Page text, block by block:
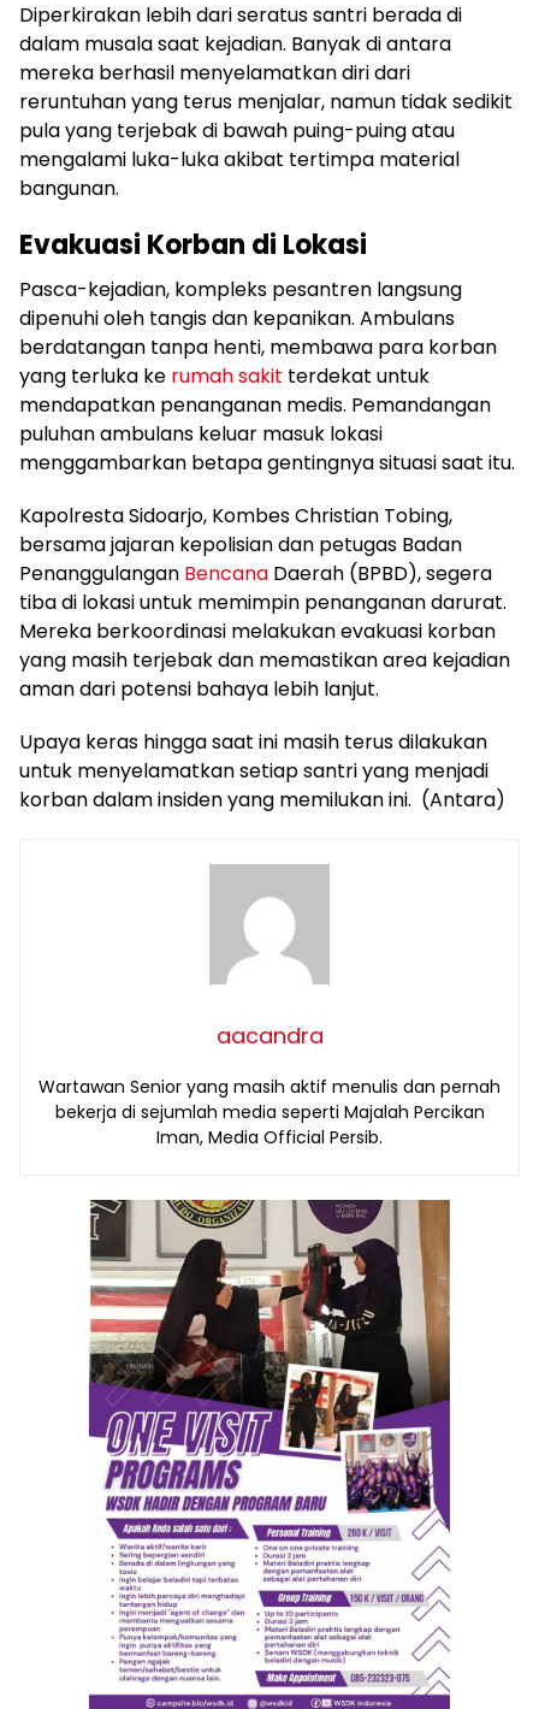
Diperkirakan lebih dari seratus santri berada di
dalam musala saat kejadian. Banyak di antara
mereka berhasil menyelamatkan diri dari
reruntuhan yang terus menjalar, namun tidak sedikit
pula yang terjebak di bawah puing-puing atau
mengalami luka-luka akibat tertimpa material
bangunan.
Evakuasi Korban di Lokasi
Pasca-kejadian, kompleks pesantren langsung
dipenuhi oleh tangis dan kepanikan. Ambulans
berdatangan tanpa henti, membawa para korban
yang terluka ke rumah sakit terdekat untuk
mendapatkan penanganan medis. Pemandangan
puluhan ambulans keluar masuk lokasi
menggambarkan betapa gentingnya situasi saat itu.
Kapolresta Sidoarjo, Kombes Christian Tobing,
bersama jajaran kepolisian dan petugas Badan
Penanggulangan Bencana Daerah (BPBD), segera
tiba di lokasi untuk memimpin penanganan darurat.
Mereka berkoordinasi melakukan evakuasi korban
yang masih terjebak dan memastikan area kejadian
aman dari potensi bahaya lebih lanjut.
Upaya keras hingga saat ini masih terus dilakukan
untuk menyelamatkan setiap santri yang menjadi
korban dalam insiden yang memilukan ini. (Antara)
aacandra
Wartawan Senior yang masih aktif menulis dan pernah
bekerja di sejumlah media seperti Majalah Percikan
Iman, Media Official Persib.